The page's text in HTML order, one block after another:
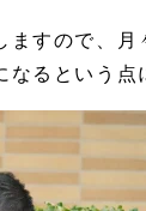
ますので、月
るという点